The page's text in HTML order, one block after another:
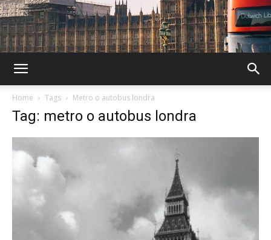
Home Tags Metro o autobus londra
Tag: metro o autobus londra